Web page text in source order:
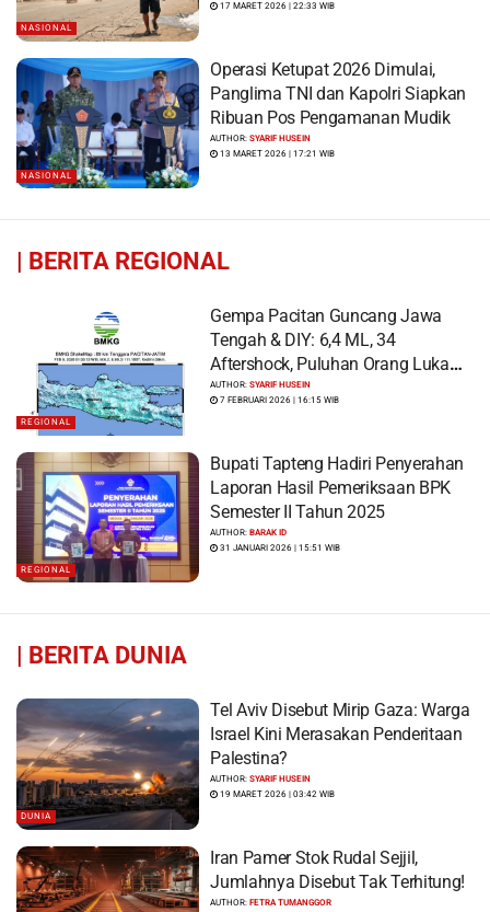
NASIONAL
17 MARET 2026 | 22:33 WIB
NASIONAL
Operasi Ketupat 2026 Dimulai,
Panglima TNI dan Kapolri Siapkan
Ribuan Pos Pengamanan Mudik
AUTHOR:SYARIF HUSEIN
13 MARET 2026 | 17:21 WIB
| BERITA REGIONAL
REGIONAL
Gempa Pacitan Guncang Jawa
Tengah & DIY: 6,4 ML, 34
Aftershock, Puluhan Orang Luka
dan Ratusan Bangunan Rusak
AUTHOR:SYARIF HUSEIN
7 FEBRUARI 2026 | 16:15 WIB
REGIONAL
Bupati Tapteng Hadiri Penyerahan
Laporan Hasil Pemeriksaan BPK
Semester II Tahun 2025
AUTHOR:BARAK ID
31 JANUARI 2026 | 15:51 WIB
| BERITA DUNIA
DUNIA
Tel Aviv Disebut Mirip Gaza: Warga
Israel Kini Merasakan Penderitaan
Palestina?
AUTHOR:SYARIF HUSEIN
19 MARET 2026 | 03:42 WIB
Iran Pamer Stok Rudal Sejjil,
Jumlahnya Disebut Tak Terhitung!
AUTHOR:FETRA TUMANGGOR